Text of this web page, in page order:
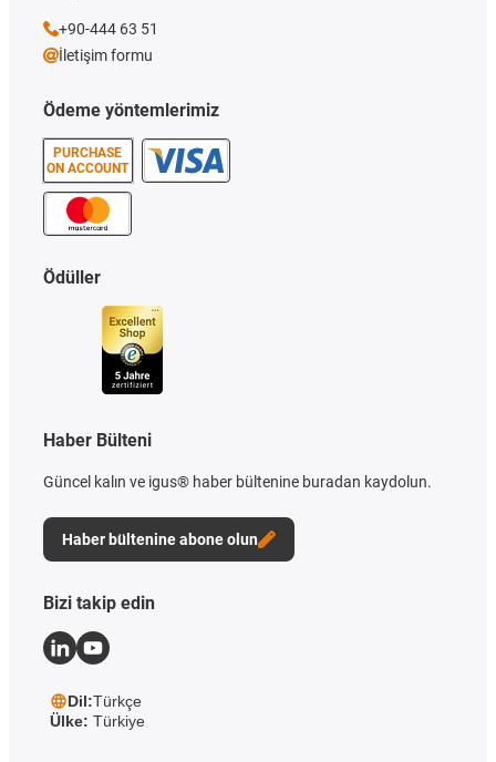
Ödeme yöntemlerimiz
PURCHASE
ON ACCOUNT
Ödüller
Haber Bülteni
Güncel kalın ve igus® haber bültenine buradan kaydolun.
Haber bültenine abone olun
+90-444 63 51
İletişim formu
Bizi takip edin
Dil:Türkçe
Ülke: Türkiye